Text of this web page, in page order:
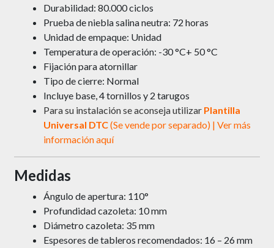
Durabilidad: 80.000 ciclos
Prueba de niebla salina neutra: 72 horas
Unidad de empaque: Unidad
Temperatura de operación: -30 °C+ 50 °C
Fijación para atornillar
Tipo de cierre: Normal
Incluye base, 4 tornillos y 2 tarugos
Para su instalación se aconseja utilizar Plantilla
Universal DTC(Se vende por separado) | Ver más
informaciónaquí
Medidas
Ángulo de apertura: 110°
Profundidad cazoleta: 10 mm
Diámetro cazoleta: 35 mm
Espesores de tableros recomendados: 16 – 26 mm